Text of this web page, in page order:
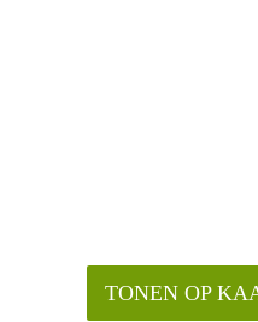
TONEN OP